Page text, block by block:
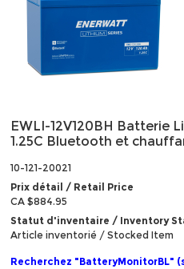
EWLI-12V120BH Batterie
1.25C Bluetooth et
10-121-20021
Prix détail / Retail Price
CA $884.95
Statut d'inventaire / Inventory
Article inventorié / Stocked Item
Recherchez "BatteryMonitorBL"